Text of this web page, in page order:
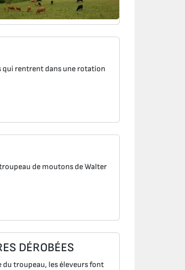
qui rentrent dans une rotation
troupeau de moutons de Walter
DÉROBÉES
du troupeau, les éleveurs font